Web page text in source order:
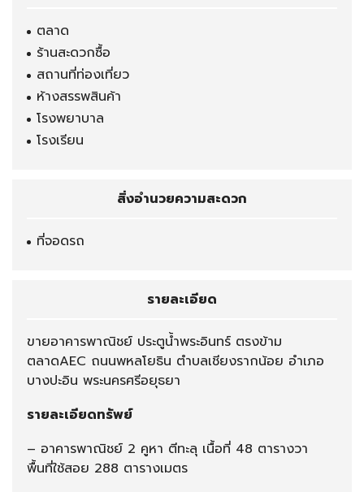
ตลาด
ร้านสะดวกซื้อ
สถานที่ท่องเที่ยว
ห้างสรรพสินค้า
โรงพยาบาล
โรงเรียน
สิ่งอำนวยความสะดวก
ที่จอดรถ
รายละเอียด
ขายอาคารพาณิชย์ ประตูน้ำพระอินทร์ ตรงข้าม
ตลาดAEC ถนนพหลโยธิน ตำบลเชียงรากน้อย อำเภอ
บางปะอิน พระนครศรีอยุธยา
รายละเอียดทรัพย์
– อาคารพาณิชย์ 2 คูหา ตีทะลุ เนื้อที่ 48 ตารางวา
พื้นที่ใช้สอย 288 ตารางเมตร